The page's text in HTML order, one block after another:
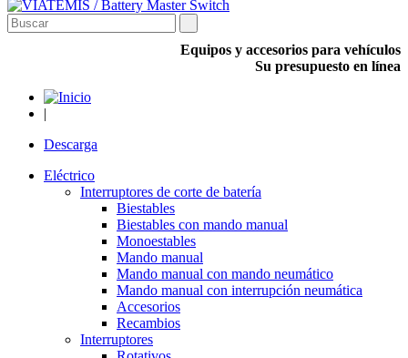
Equipos y accesorios para vehículos
Su presupuesto en línea
|
Descarga
Eléctrico
Interruptores de corte de batería
Biestables
Biestables con mando manual
Monoestables
Mando manual
Mando manual con mando neumático
Mando manual con interrupción neumática
Accesorios
Recambios
Interruptores